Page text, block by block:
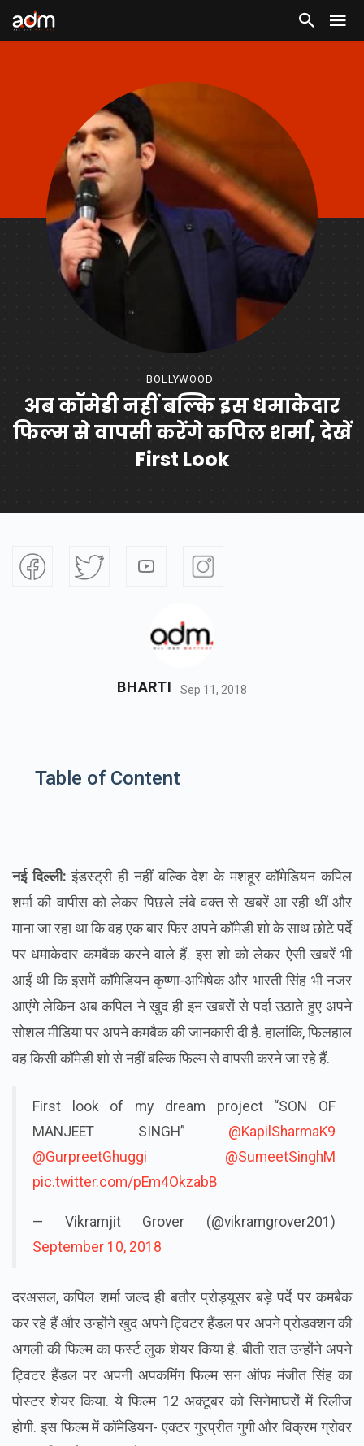
BOLLYWOOD
अब कॉमेडी नहीं बल्कि इस धमाकेदार
फिल्म से वापसी करेंगे कपिल शर्मा, देखें
First Look
BHARTI Sep 11, 2018
Table of Content
नई दिल्ली: इंडस्ट्री ही नहीं बल्कि देश के मशहूर कॉमेडियन कपिल
शर्मा की वापीस को लेकर पिछले लंबे वक्त से खबरें आ रही थीं और
माना जा रहा था कि वह एक बार फिर अपने कॉमेडी शो के साथ छोटे पर्दे
पर धमाकेदार कमबैक करने वाले हैं. इस शो को लेकर ऐसी खबरें भी
आईं थी कि इसमें कॉमेडियन कृष्णा-अभिषेक और भारती सिंह भी नजर
आएंगे लेकिन अब कपिल ने खुद ही इन खबरों से पर्दा उठाते हुए अपने
सोशल मीडिया पर अपने कमबैक की जानकारी दी है. हालांकि, फिलहाल
वह किसी कॉमेडी शो से नहीं बल्कि फिल्म से वापसी करने जा रहे हैं.
First look of my dream project “SON OF
MANJEET SINGH” ⁦ @KapilSharmaK9
@GurpreetGhuggi
@SumeetSinghM
pic.twitter.com/pEm4OkzabB
— Vikramjit Grover (@vikramgrover201)
September 10, 2018
दरअसल, कपिल शर्मा जल्द ही बतौर प्रोड्यूसर बड़े पर्दे पर कमबैक
कर रहे हैं और उन्होंने खुद अपने ट्विटर हैंडल पर अपने प्रोडक्शन की
अगली की फिल्म का फर्स्ट लुक शेयर किया है. बीती रात उन्होंने अपने
ट्विटर हैंडल पर अपनी अपकमिंग फिल्म सन ऑफ मंजीत सिंह का
पोस्टर शेयर किया. ये फिल्म 12 अक्टूबर को सिनेमाघरों में रिलीज
होगी. इस फिल्म में कॉमेडियन- एक्टर गुरप्रीत गुगी और विक्रम ग्रोवर